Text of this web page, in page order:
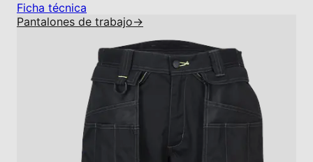
Ficha técnica
Pantalones de trabajo→